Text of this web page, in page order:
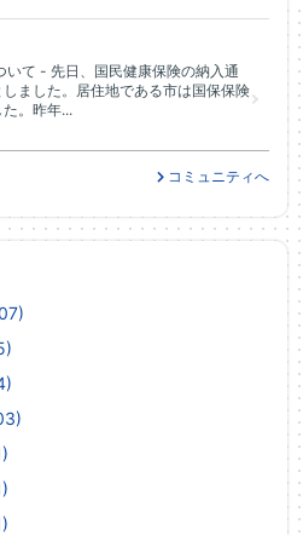
いて - 先日、国民健康保険の納入通
ました。居住地である市は国保保険
。昨年...
コミュニティへ